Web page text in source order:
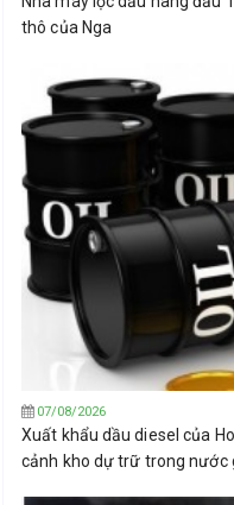
thô của Nga
07/08/2026
Xuất khẩu dầu diesel của
cảnh kho dự trữ trong nước